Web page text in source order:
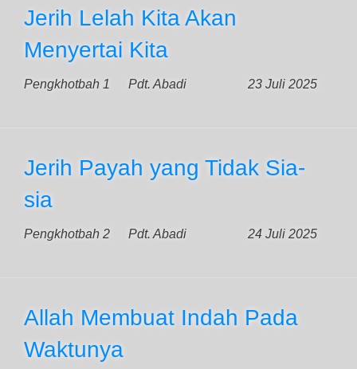
Jerih Lelah Kita Akan
Menyertai Kita
Pengkhotbah 1 23 Juli 2025
Pdt. Abadi
Jerih Payah yang Tidak Sia-
sia
Pengkhotbah 2 24 Juli 2025
Pdt. Abadi
Allah Membuat Indah Pada
Waktunya